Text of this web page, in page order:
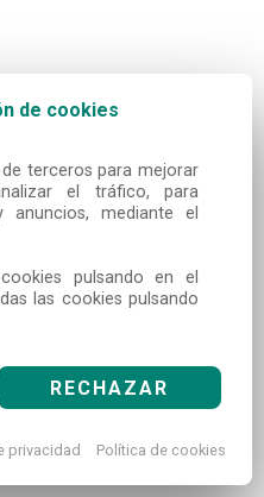
de cookies
terceros para mejorar
el tráfico, para
mediante el
pulsando en el
las cookies pulsando
RECHAZAR
privacidad Política de cookies